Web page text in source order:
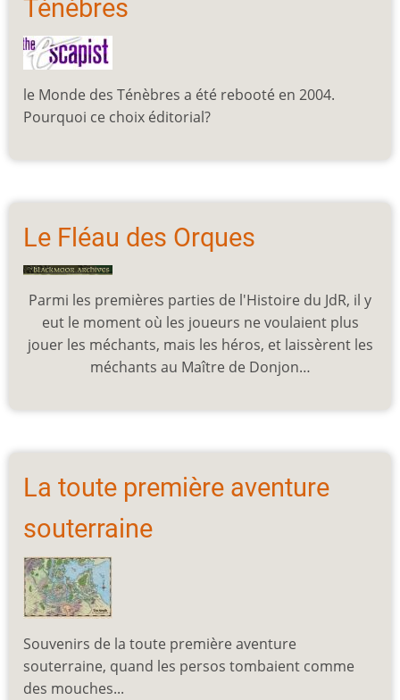
Ténèbres
le Monde des Ténèbres a été rebooté en 2004.
Pourquoi ce choix éditorial?
Le Fléau des Orques
Parmi les premières parties de l'Histoire du JdR, il y
eut le moment où les joueurs ne voulaient plus
jouer les méchants, mais les héros, et laissèrent les
méchants au Maître de Donjon…
La toute première aventure
souterraine
Souvenirs de la toute première aventure
souterraine, quand les persos tombaient comme
des mouches...